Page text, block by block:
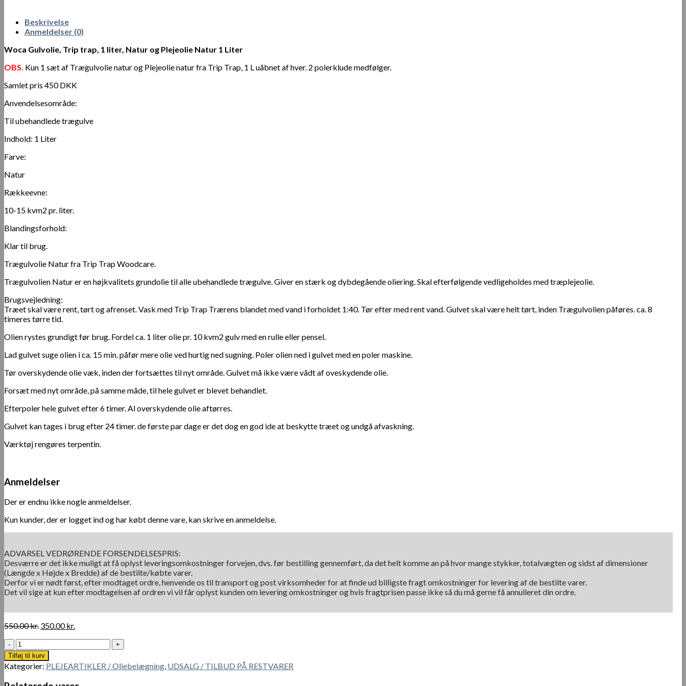
Beskrivelse
Anmeldelser (0)
Woca Gulvolie, Trip trap, 1 liter, Natur og Plejeolie Natur 1 Liter
OBS. Kun 1 sæt af Trægulvolie natur og Plejeolie natur fra Trip Trap, 1 L uåbnet af hver. 2 polerklude medfølger.
Samlet pris 450 DKK
Anvendelsesområde:
Til ubehandlede trægulve
Indhold: 1 Liter
Farve:
Natur
Rækkeevne:
10-15 kvm2 pr. liter.
Blandingsforhold:
Klar til brug.
Trægulvolie Natur fra Trip Trap Woodcare.
Trægulvolien Natur er en højkvalitets grundolie til alle ubehandlede trægulve. Giver en stærk og dybdegående oliering. Skal efterfølgende vedligeholdes med træplejeolie.
Brugsvejledning:
Træet skal være rent, tørt og afrenset. Vask med Trip Trap Trærens blandet med vand i forholdet 1:40. Tør efter med rent vand. Gulvet skal være helt tørt, inden Trægulvolien påføres. ca. 8
timeres tørre tid.
Olien rystes grundigt før brug. Fordel ca. 1 liter olie pr. 10 kvm2 gulv med en rulle eller pensel.
Lad gulvet suge olien i ca. 15 min. påfør mere olie ved hurtig ned sugning. Poler olien ned i gulvet med en poler maskine.
Tør overskydende olie væk, inden der fortsættes til nyt område. Gulvet må ikke være vådt af oveskydende olie.
Forsæt med nyt område, på samme måde, til hele gulvet er blevet behandlet.
Efterpoler hele gulvet efter 6 timer. Al overskydende olie aftørres.
Gulvet kan tages i brug efter 24 timer. de første par dage er det dog en god ide at beskytte træet og undgå afvaskning.
Værktøj rengøres terpentin.
Anmeldelser
Der er endnu ikke nogle anmeldelser.
Kun kunder, der er logget ind og har købt denne vare, kan skrive en anmeldelse.
ADVARSEL VEDRØRENDE FORSENDELSESPRIS:
Desværre er det ikke muligt at få oplyst leveringsomkostninger forvejen, dvs. før bestilling gennemført, da det helt komme an på hvor mange stykker, totalvægten og sidst af dimensioner
(Længde x Højde x Bredde) af de bestilte/købte varer.
Derfor vi er nødt først, efter modtaget ordre, henvende os til transport og post virksomheder for at finde ud billigste fragt omkostninger for levering af de bestilte varer.
Det vil sige at kun efter modtagelsen af ordren vi vil får oplyst kunden om levering omkostninger og hvis fragtprisen passe ikke så du må gerne få annulleret din ordre.
550.00kr. Den
var:
550.00 kr..
350.00kr.
350.00 kr..
Woca
Gulvolie,
Trip
trap,
1
Tilføj til kurv
Kategorier: PLEJEARTIKLER / Oliebelægning, UDSALG / TILBUD PÅ RESTVARER